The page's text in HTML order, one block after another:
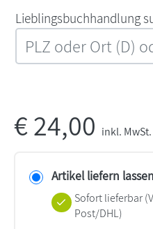
L‍i‍e‍b‍l‍i‍n‍g‍s‍b‍u‍c‍h‍h‍a‍n‍d‍l‍u‍n‍g‍
€24,00 inkl. MwSt.
Artikel liefern lassen
Sofort lieferbar
Post/DHL)